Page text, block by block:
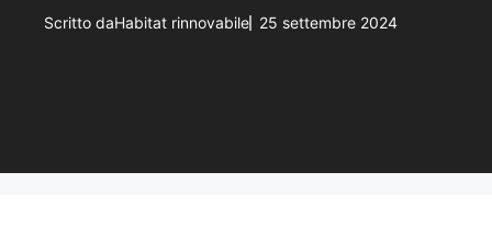
Scritto daHabitat rinnovabile 25 settembre 2024